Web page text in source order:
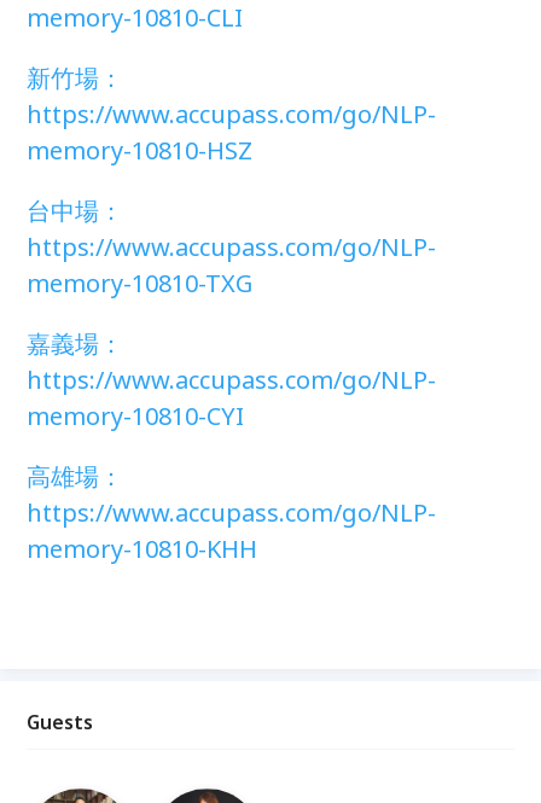
memory-10810-CLI
新竹場：
https://www.accupass.com/go/NLP-
memory-10810-HSZ
台中場：
https://www.accupass.com/go/NLP-
memory-10810-TXG
嘉義場：
https://www.accupass.com/go/NLP-
memory-10810-CYI
高雄場：
https://www.accupass.com/go/NLP-
memory-10810-KHH
Guests